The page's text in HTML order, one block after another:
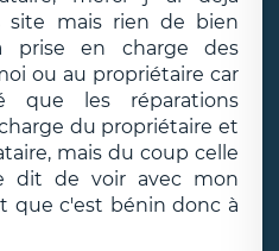
site mais rien de bien
prise en charge des
ou au propriétaire car
les réparations
du propriétaire et
mais du coup celle
dit de voir avec mon
que c'est bénin donc à